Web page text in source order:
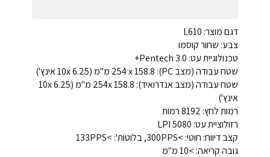
דגם מוצר: L610
צבע: שחור קוסמו
טכנולוגיית עט: Pentech 3.0+
שטח עבודה (מצב PC): 254 x 158.8 מ"מ (10x 6.25 אינץ')
שטח עבודה (מצב אנדרואיד): 254x 158.8 מ"מ (10x 6.25
אינץ')
רמות לחץ: 8192 רמות
רזולוציית עט: 5080 LPI
קצב דיווח: חוטי: >300PPS, בלוטות': >133PPS
גובה קריאה: >10 מ"מ